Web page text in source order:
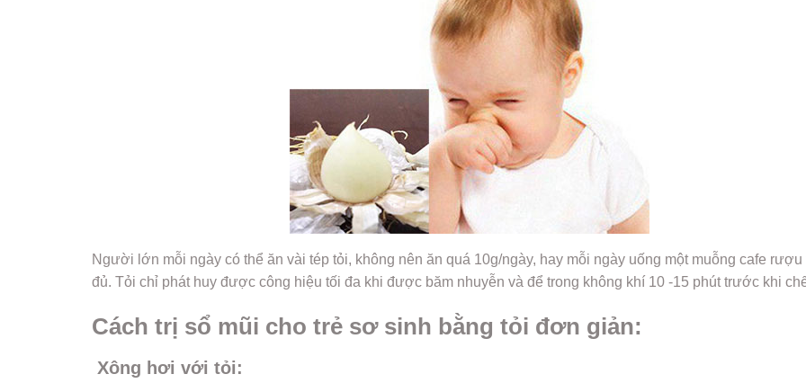
Người lớn mỗi ngày có thể ăn vài tép tỏi, không nên ăn quá 10g/ngày, hay mỗi ngày uống một muỗng cafe rượu
đủ. Tỏi chỉ phát huy được công hiệu tối đa khi được băm nhuyễn và để trong không khí 10 -15 phút trước khi
Cách trị sổ mũi cho trẻ sơ sinh bằng tỏi đơn giản:
Xông hơi với tỏi: